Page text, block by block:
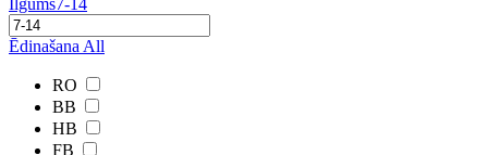
Ilgums7-14
Ēdinašana All
RO
BB
HB
FB